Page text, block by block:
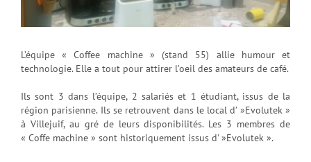
L’équipe « Coffee machine » (stand 55) allie humour et
technologie. Elle a tout pour attirer l’oeil des amateurs de café.
Ils sont 3 dans l’équipe, 2 salariés et 1 étudiant, issus de la
région parisienne. Ils se retrouvent dans le local d’ »Evolutek »
à Villejuif, au gré de leurs disponibilités. Les 3 membres de
« Coffe machine » sont historiquement issus d' »Evolutek ».